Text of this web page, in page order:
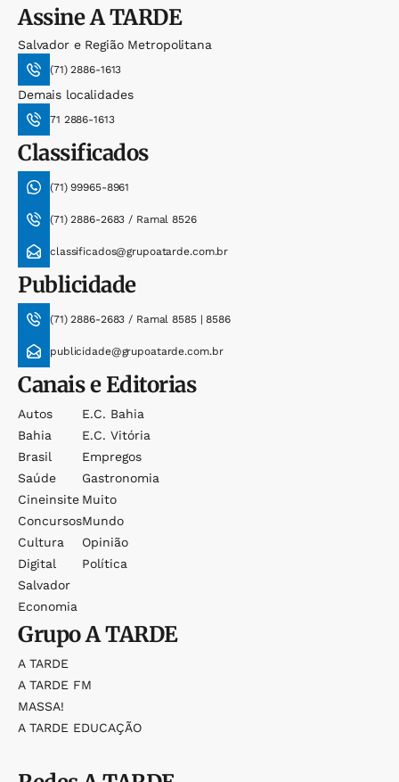
AssineA TARDE
Salvador e Região Metropolitana
(71) 2886-1613
Demais localidades
71 2886-1613
Classificados
(71) 99965-8961
(71) 2886-2683 / Ramal 8526
classificados@grupoatarde.com.br
Publicidade
(71) 2886-2683 / Ramal 8585 | 8586
publicidade@grupoatarde.com.br
Canais e Editorias
Autos
Bahia
Brasil
Saúde
Cineinsite
Concursos
Cultura
Digital
Salvador
Economia
E.c. Bahia
E.c. Vitória
Empregos
Gastronomia
Muito
Mundo
Opinião
Política
GrupoA TARDE
A TARDE
A TARDE FM
MASSA!
A TARDE EDUCAÇÃO